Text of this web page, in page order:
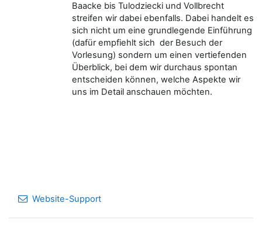
Baacke bis Tulodziecki und Vollbrecht
streifen wir dabei ebenfalls. Dabei handelt es
sich nicht um eine grundlegende Einführung
(dafür empfiehlt sich der Besuch der
Vorlesung) sondern um einen vertiefenden
Überblick, bei dem wir durchaus spontan
entscheiden können, welche Aspekte wir
uns im Detail anschauen möchten.
Website-Support